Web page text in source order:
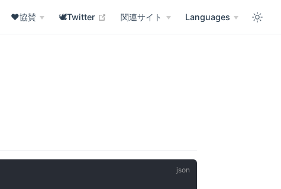
open in new window
❤️協賛 🕊️Twitter open in new window
関連サイト Languages